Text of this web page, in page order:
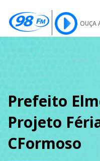
OUÇA
SOBRE
NOTÍCIAS
Prefeito
Projeto
CFormoso